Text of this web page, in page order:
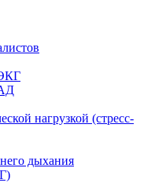
нагрузкой (стресс-
дыхания